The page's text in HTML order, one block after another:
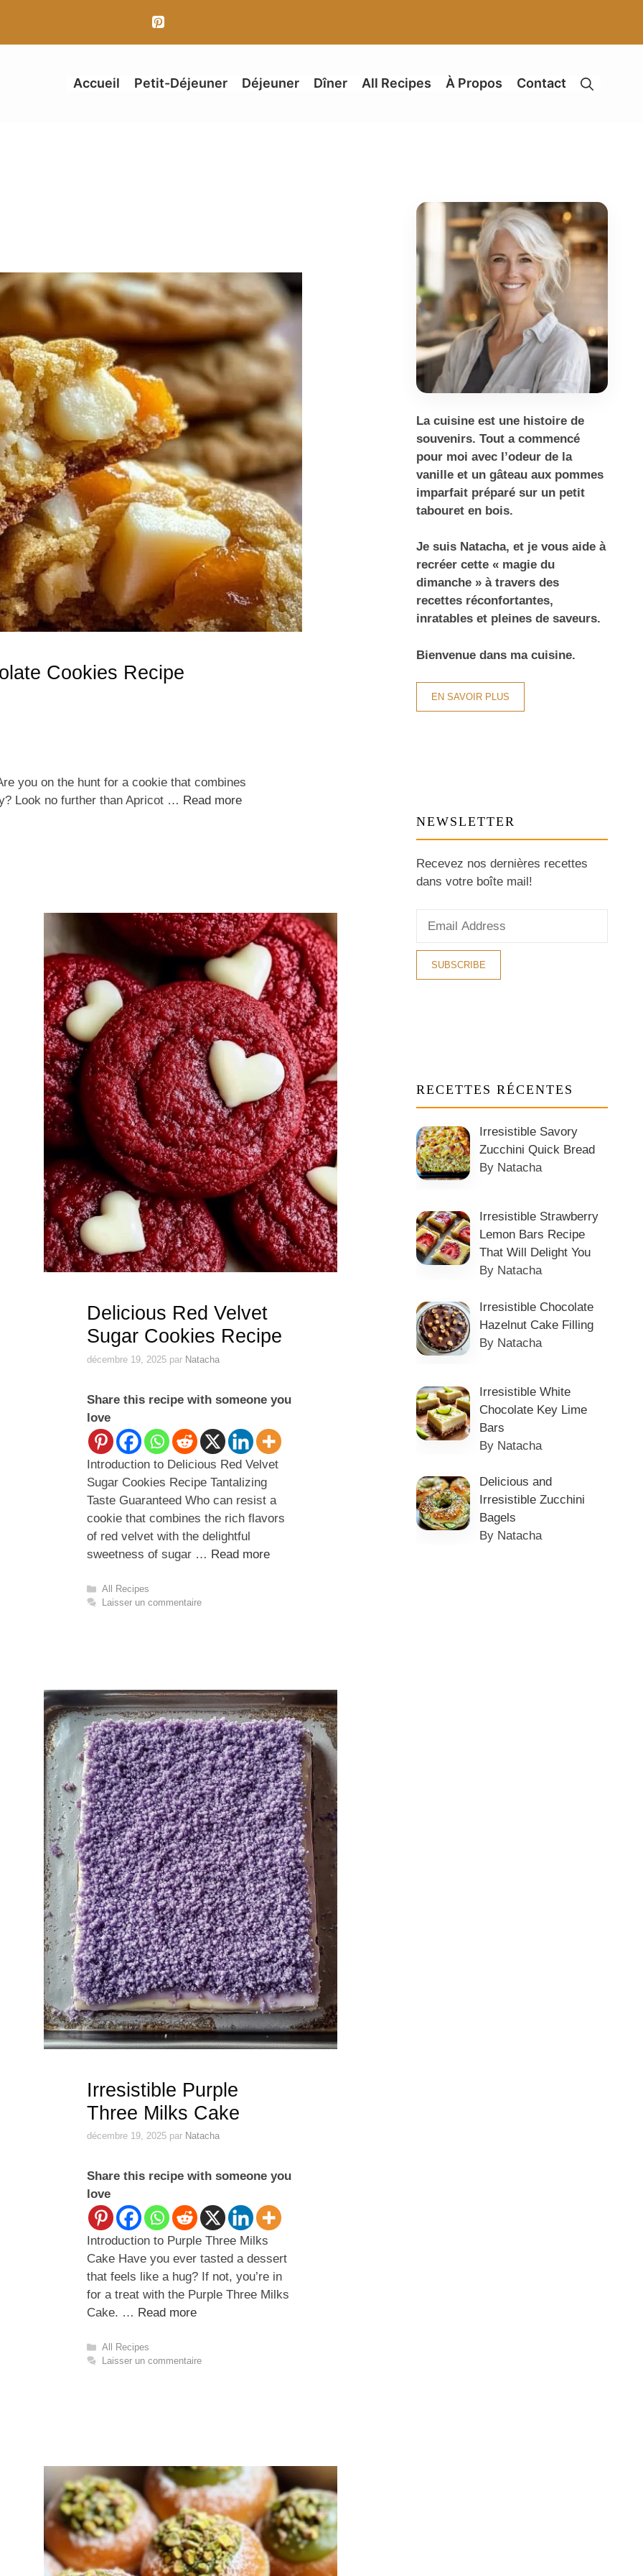
Accueil Petit-Déjeuner Déjeuner Dîner All Recipes À Propos Contact
Cookies Recipe
you on the hunt for a cookie that combines
Look no further than Apricot … Read more
Delicious Red Velvet
Sugar Cookies Recipe
décembre 19, 2025 par Natacha
Share this recipe with someone you
love
Introduction to Delicious Red Velvet
Sugar Cookies Recipe Tantalizing
Taste Guaranteed Who can resist a
cookie that combines the rich flavors
of red velvet with the delightful
sweetness of sugar … Read more
Catégories
All Recipes
Laisser un commentaire
Irresistible Purple
Three Milks Cake
décembre 19, 2025 par Natacha
Share this recipe with someone you
love
Introduction to Purple Three Milks
Cake Have you ever tasted a dessert
that feels like a hug? If not, you’re in
for a treat with the Purple Three Milks
Cake. … Read more
Catégories
All Recipes
Laisser un commentaire
La cuisine est une histoire de
souvenirs. Tout a commencé
pour moi avec l’odeur de la
vanille et un gâteau aux pommes
imparfait préparé sur un petit
tabouret en bois.
Je suis Natacha, et je vous aide à
recréer cette « magie du
dimanche » à travers des
recettes réconfortantes,
inratables et pleines de saveurs.
Bienvenue dans ma cuisine.
EN SAVOIR PLUS
NEWSLETTER
Recevez nos dernières recettes
dans votre boîte mail!
RECETTES RÉCENTES
Irresistible Savory
Zucchini Quick Bread
By Natacha
Irresistible Strawberry
Lemon Bars Recipe
That Will Delight You
By Natacha
Irresistible Chocolate
Hazelnut Cake Filling
By Natacha
Irresistible White
Chocolate Key Lime
Bars
By Natacha
Delicious and
Irresistible Zucchini
Bagels
By Natacha